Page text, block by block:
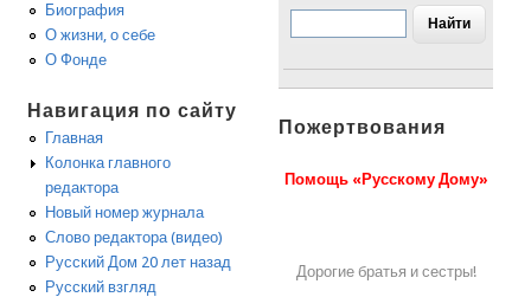
Биография
О жизни, о себе
О Фонде
Навигация по сайту
Главная
Колонка главного
редактора
Новый номер журнала
Слово редактора (видео)
Русский Дом 20 лет назад
Русский взгляд
Пожертвования
Помощь «Русскому Дому»
Дорогие братья и сестры!